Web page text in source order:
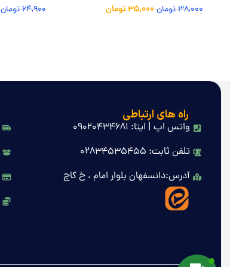
حجم 125 میلی لیتر
38,000تومان 35,000تومان 64,900تومان
راه های ارتباطی
واتس اپ | ایتا: 09020434681
تلفن ثابت: 02834535455
آدرس:دانسفهان بلوار امام ، خ کاج